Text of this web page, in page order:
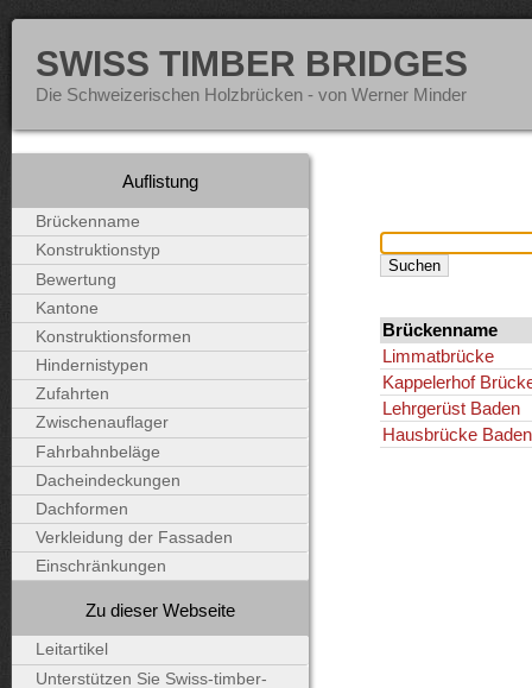
SWISS TIMBER BRIDGES
Die Schweizerischen Holzbrücken - von Werner Minder
Brückenname
Limmatbrücke
Kappelerhof
Lehrgerüst Baden
Hausbrücke Baden
Auflistung
Brückenname
Konstruktionstyp
Bewertung
Kantone
Konstruktionsformen
Hindernistypen
Zufahrten
Zwischenauflager
Fahrbahnbeläge
Dacheindeckungen
Dachformen
Verkleidung der Fassaden
Einschränkungen
Zu dieser Webseite
Leitartikel
Unterstützen Sie Swiss-timber-